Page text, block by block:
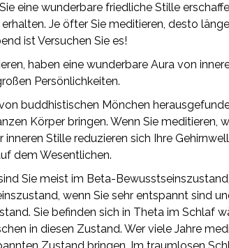
eine wunderbare friedliche Stille
Je öfter Sie meditieren, desto
ist Versuchen Sie es!
haben eine wunderbare Aura von
Persönlichkeiten.
buddhistischen Mönchen
Körper bringen. Wenn Sie meditieren,
inneren Stille reduzieren sich Ihre
dem Wesentlichen.
Sie meist im Beta-
wenn Sie sehr entspannt sind
Sie befinden sich in Theta im Schlaf
in diesen Zustand. Wer viele Jahre